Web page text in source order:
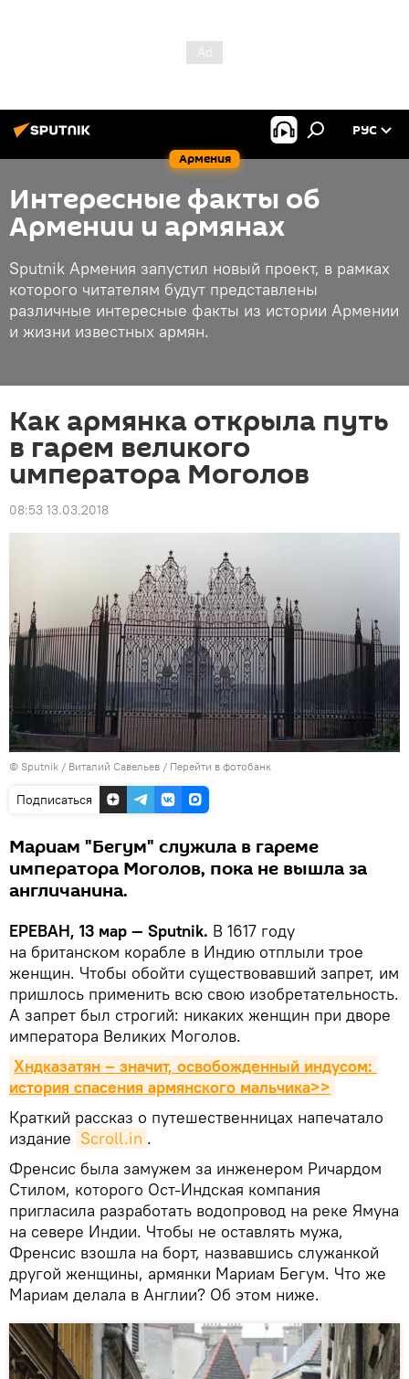
Армения
РУС
Интересные факты об
Армении и армянах
Sputnik Армения запустил новый проект, в рамках
которого читателям будут представлены
различные интересные факты из истории Армении
и жизни известных армян.
Как армянка открыла путь
в гарем великого
императора Моголов
08:53 13.03.2018
© Sputnik / Виталий Савельев / Перейти в фотобанк
Подписаться
Мариам "Бегум" служила в гареме
императора Моголов, пока не вышла за
англичанина.
ЕРЕВАН, 13 мар — Sputnik. В 1617 году
на британском корабле в Индию отплыли трое
женщин. Чтобы обойти существовавший запрет, им
пришлось применить всю свою изобретательность.
А запрет был строгий: никаких женщин при дворе
императора Великих Моголов.
Хндказатян – значит, освобожденный индусом:
история спасения армянского мальчика>>
Краткий рассказ о путешественницах напечатало
издание Scroll.in .
Френсис была замужем за инженером Ричардом
Стилом, которого Ост-Индская компания
пригласила разработать водопровод на реке Ямуна
на севере Индии. Чтобы не оставлять мужа,
Френсис взошла на борт, назвавшись служанкой
другой женщины, армянки Мариам Бегум. Что же
Мариам делала в Англии? Об этом ниже.